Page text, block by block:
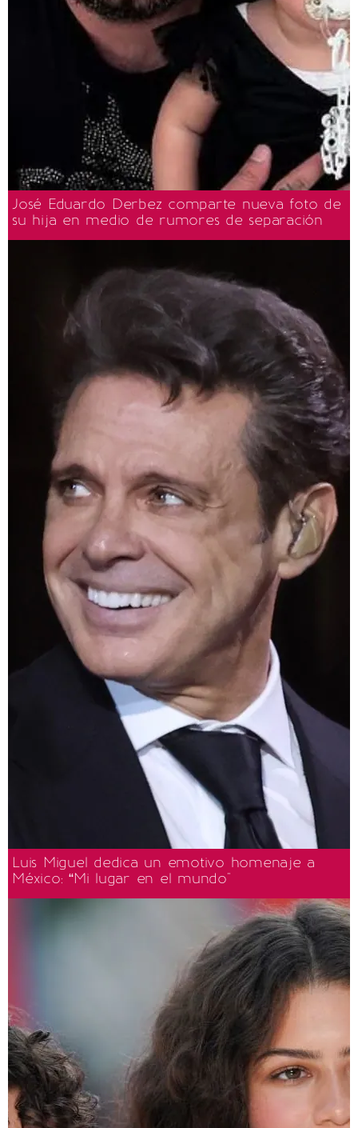
José Eduardo Derbez comparte nueva foto de
su hija en medio de rumores de separación
Luis Miguel dedica un emotivo homenaje a
México: “Mi lugar en el mundo"